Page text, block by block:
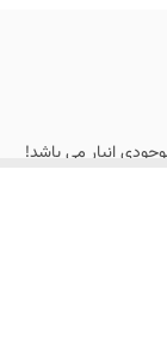
انبار می باشد!